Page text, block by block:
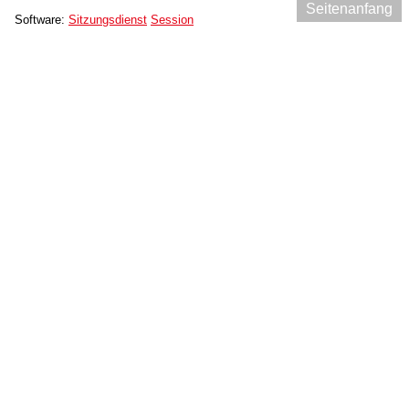
Seitenanfang
Software: Sitzungsdienst Session